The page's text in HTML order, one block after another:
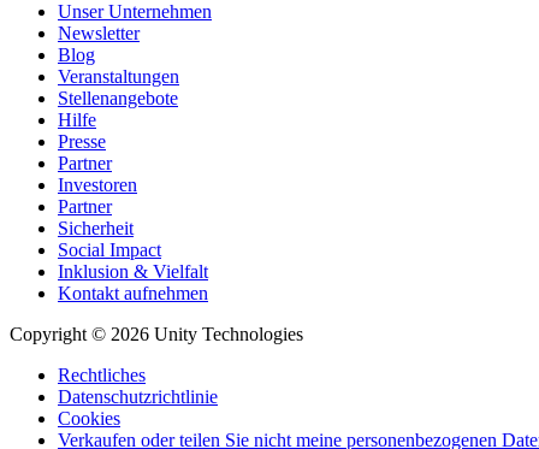
Unser Unternehmen
Newsletter
Blog
Veranstaltungen
Stellenangebote
Hilfe
Presse
Partner
Investoren
Partner
Sicherheit
Social Impact
Inklusion & Vielfalt
Kontakt aufnehmen
Copyright © 2026 Unity Technologies
Rechtliches
Datenschutzrichtlinie
Cookies
Verkaufen oder teilen Sie nicht meine personenbezogenen